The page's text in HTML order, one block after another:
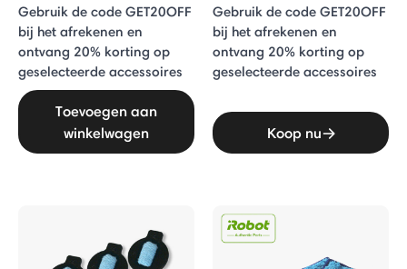
Gebruik de code GET20OFF
bij het afrekenen en
ontvang 20% ​​korting op
geselecteerde accessoires
Toevoegen aan
winkelwagen
Gebruik de code GET20OFF
bij het afrekenen en
ontvang 20% ​​korting op
geselecteerde accessoires
Koop nu